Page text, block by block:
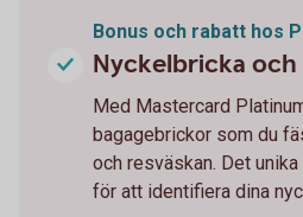
Bonus och rabatt hos
Nyckelbricka
Med Mastercard
bagagebrickor som du
och resväskan. Det
för att identifiera dina